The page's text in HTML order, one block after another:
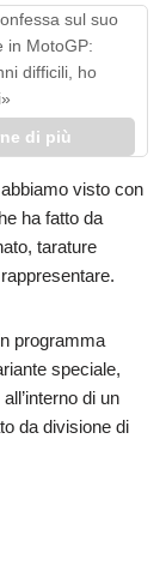
sul suo
in MotoGP:
difficili, ho
di più
visto con
ha fatto da
tarature
programma
speciale,
di un
da divisione di